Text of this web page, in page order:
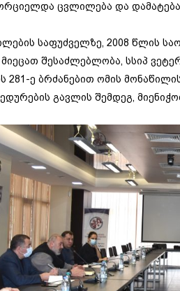
ცვლილება და
საფუძველზე, 2008 წლის
შესაძლებლობა, სსიპ
281-ე ბრძანებით ომის
გავლის შემდეგ,